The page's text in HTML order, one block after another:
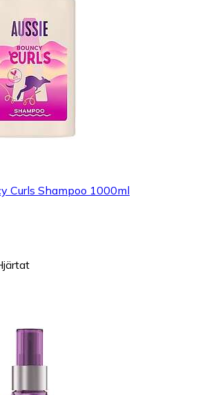
Curls Shampoo 1000ml